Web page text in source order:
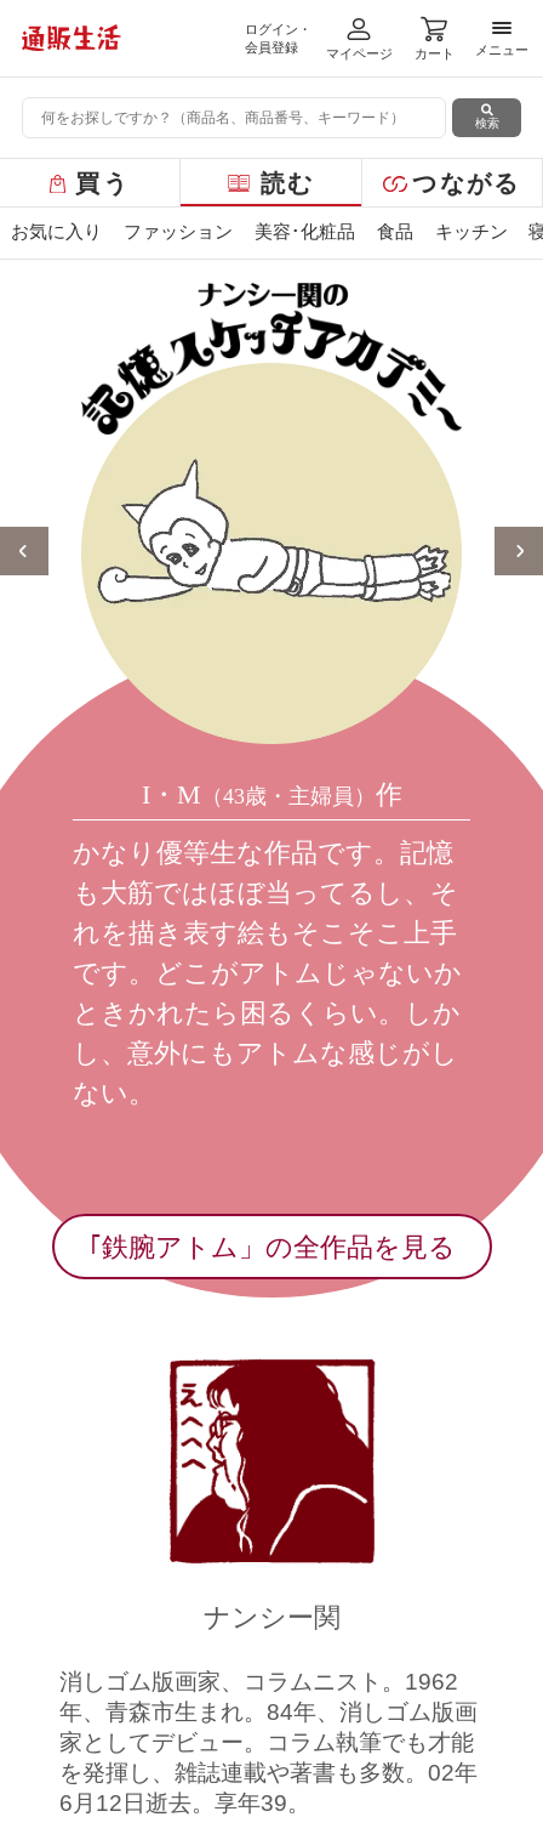
ログイン・
会員登録
マイページ カート
メニ
メニュー
検索
ー
バ
買う 読む つながる
お気に入り ファッション 美容･化粧品 食品 キッチン
I・M （43歳・主婦員） 作
かなり優等生な作品です。記憶
も大筋ではほぼ当ってるし、そ
れを描き表す絵もそこそこ上手
です。どこがアトムじゃないか
ときかれたら困るくらい。しか
し、意外にもアトムな感じがし
ない。
｢鉄腕アトム」の全作品を見る
ナンシー関
消しゴム版画家、コラムニスト。1962
年、青森市生まれ。84年、消しゴム版画
家としてデビュー。コラム執筆でも才能
を発揮し、雑誌連載や著書も多数。02年
6月12日逝去。享年39。